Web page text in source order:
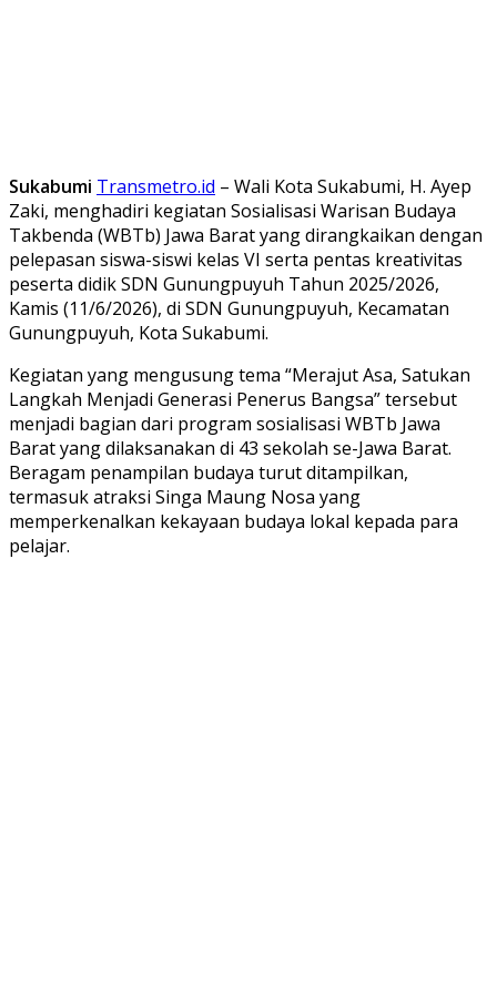
Sukabumi Transmetro.id – Wali Kota Sukabumi, H. Ayep
Zaki, menghadiri kegiatan Sosialisasi Warisan Budaya
Takbenda (WBTb) Jawa Barat yang dirangkaikan dengan
pelepasan siswa-siswi kelas VI serta pentas kreativitas
peserta didik SDN Gunungpuyuh Tahun 2025/2026,
Kamis (11/6/2026), di SDN Gunungpuyuh, Kecamatan
Gunungpuyuh, Kota Sukabumi.
Kegiatan yang mengusung tema “Merajut Asa, Satukan
Langkah Menjadi Generasi Penerus Bangsa” tersebut
menjadi bagian dari program sosialisasi WBTb Jawa
Barat yang dilaksanakan di 43 sekolah se-Jawa Barat.
Beragam penampilan budaya turut ditampilkan,
termasuk atraksi Singa Maung Nosa yang
memperkenalkan kekayaan budaya lokal kepada para
pelajar.